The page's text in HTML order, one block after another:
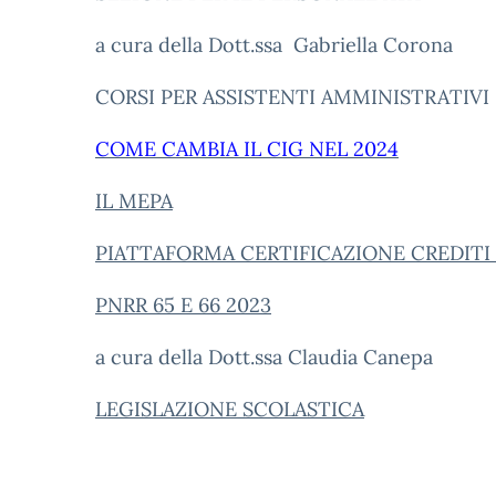
a cura della Dott.ssa Gabriella Corona
CORSI PER ASSISTENTI AMMINISTRATIVI
COME CAMBIA IL CIG NEL 2024
IL MEPA
PIATTAFORMA CERTIFICAZIONE
PNRR 65 E 66 2023
a cura della Dott.ssa Claudia Canepa
LEGISLAZIONE SCOLASTICA